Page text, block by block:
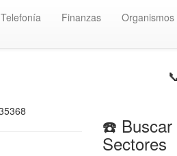
Telefonía Finanzas Organismos
☎️ Buscar
Sectores